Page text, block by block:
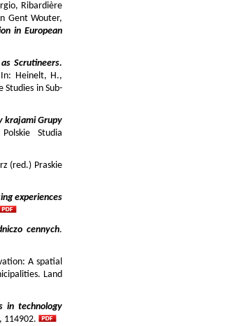
Ribardière
Gent Wouter,
in European
Scrutineers.
Heinelt, H.,
Studies in Sub-
krajami Grupy
Studia
(red.) Praskie
experiences
cennych.
A spatial
Land
in technology
114902.